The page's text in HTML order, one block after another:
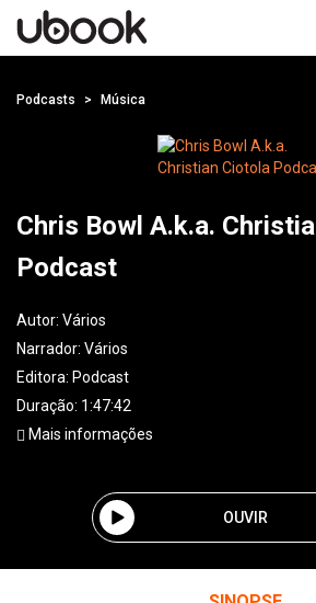
Podcasts Música
Chris Bowl A.k.a.
Podcast
Autor: Vários
Narrador: Vários
Editora: Podcast
Duração: 1:47:42
Mais informações
OUVIR